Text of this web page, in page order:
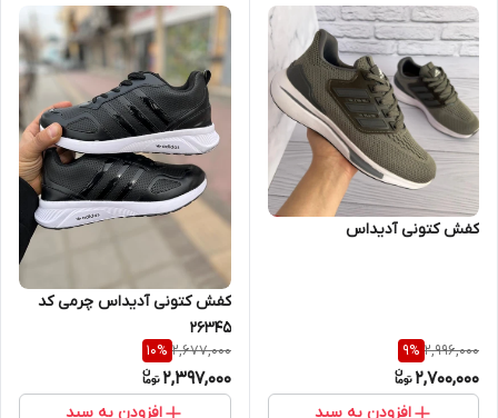
کفش کتونی آدیداس
2,996,000
9%
2,700,000
افزودن به سبد
کفش کتونی آدیداس چرمی کد
26345
2,677,000
10%
2,397,000
افزودن به سبد